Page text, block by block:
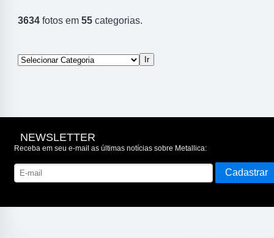
3634 fotos em 55 categorias.
NEWSLETTER
Receba em seu e-mail as últimas notícias sobre Metallica: